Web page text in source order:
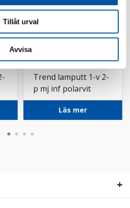
Tillåt urval
Avvisa
Trend lamputt 1-v 2-
p mj inf polarvit
Läs mer